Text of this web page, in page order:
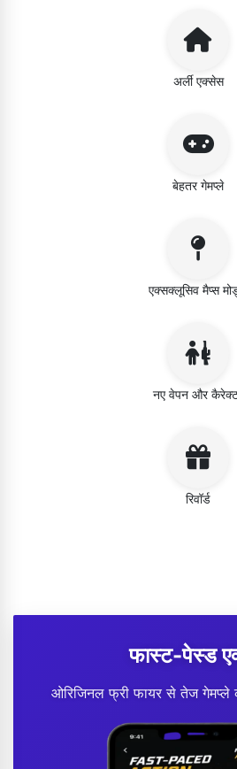
अर्ली एक्सेस
बेहतर गेमप्ले
एक्सक्लूसिव मैप्स
नए वेपन और
रिवॉर्ड
फास्ट-पेस्ड
ओरिजिनल फ्री फायर से तेज गेमप्ले